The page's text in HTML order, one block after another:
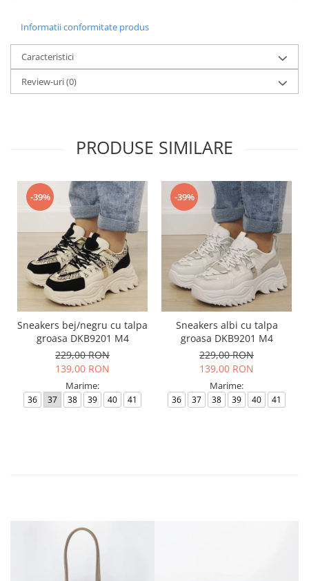
Informatii conformitate produs
Caracteristici
Review-uri(0)
PRODUSE SIMILARE
-39%
Sneakers bej/negru cu talpa
groasa DKB9201 M4
229,00 RON
139,00 RON
Marime:
36 37 38 39 40 41
-39%
Sneakers albi cu talpa
groasa DKB9201 M4
229,00 RON
139,00 RON
Marime:
36 37 38 39 40 41